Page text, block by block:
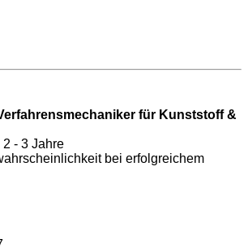
für Kunststoff &
- 3 Jahre
bei erfolgreichem